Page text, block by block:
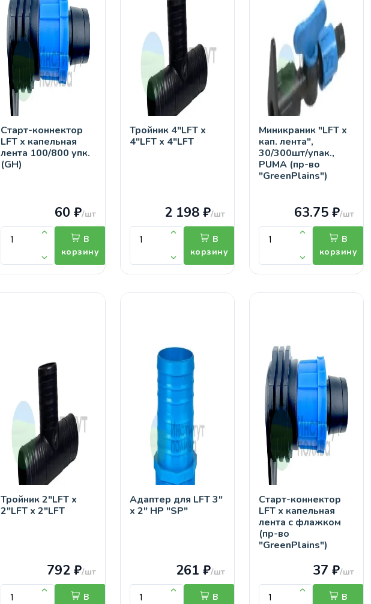
Старт-коннектор
LFT х капельная
лента 100/800 упк.
(GH)
60 ₽/шт
В
корзину
Тройник 4"LFT х
4"LFT х 4"LFT
2 198 ₽/шт
В
корзину
Миникраник "LFT х
кап. лента",
30/300шт/упак.,
PUMA (пр-во
"GreenPlains")
63.75 ₽/шт
В
корзину
Тройник 2"LFT х
2"LFT х 2"LFT
792 ₽/шт
В
Адаптер для LFT 3"
х 2" НР "SP"
261 ₽/шт
В
Старт-коннектор
LFT х капельная
лента с флажком
(пр-во
"GreenPlains")
37 ₽/шт
В